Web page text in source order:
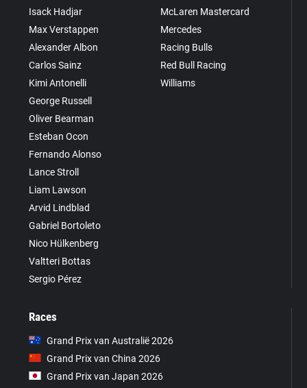
Isack Hadjar
Max Verstappen
Alexander Albon
Carlos Sainz
Kimi Antonelli
George Russell
Oliver Bearman
Esteban Ocon
Fernando Alonso
Lance Stroll
Liam Lawson
Arvid Lindblad
Gabriel Bortoleto
Nico Hülkenberg
Valtteri Bottas
Sergio Pérez
McLaren Mastercard
Mercedes
Racing Bulls
Red Bull Racing
Williams
Races
Grand Prix van Australië 2026
Grand Prix van China 2026
Grand Prix van Japan 2026